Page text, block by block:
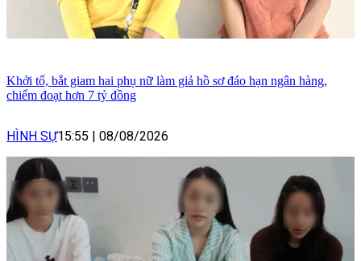
Khởi tố, bắt giam hai phụ nữ làm giả hồ sơ đáo hạn ngân hàng,
chiếm đoạt hơn 7 tỷ đồng
HÌNH SỰ15:55 08/08/2026